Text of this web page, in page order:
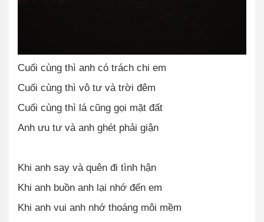
Cuối cùng thì anh có trách chi em
Cuối cùng thì vô tư và trời đêm
Cuối cùng thì lá cũng gọi mặt đất
Anh ưu tư và anh ghét phải giận
Khi anh say và quên đi tình hận
Khi anh buồn anh lại nhớ đến em
Khi anh vui anh nhớ thoáng môi mềm